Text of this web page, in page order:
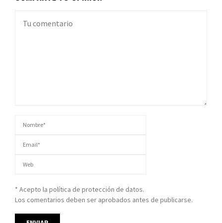
* Acepto la política de protección de datos.
Los comentarios deben ser aprobados antes de publicarse.